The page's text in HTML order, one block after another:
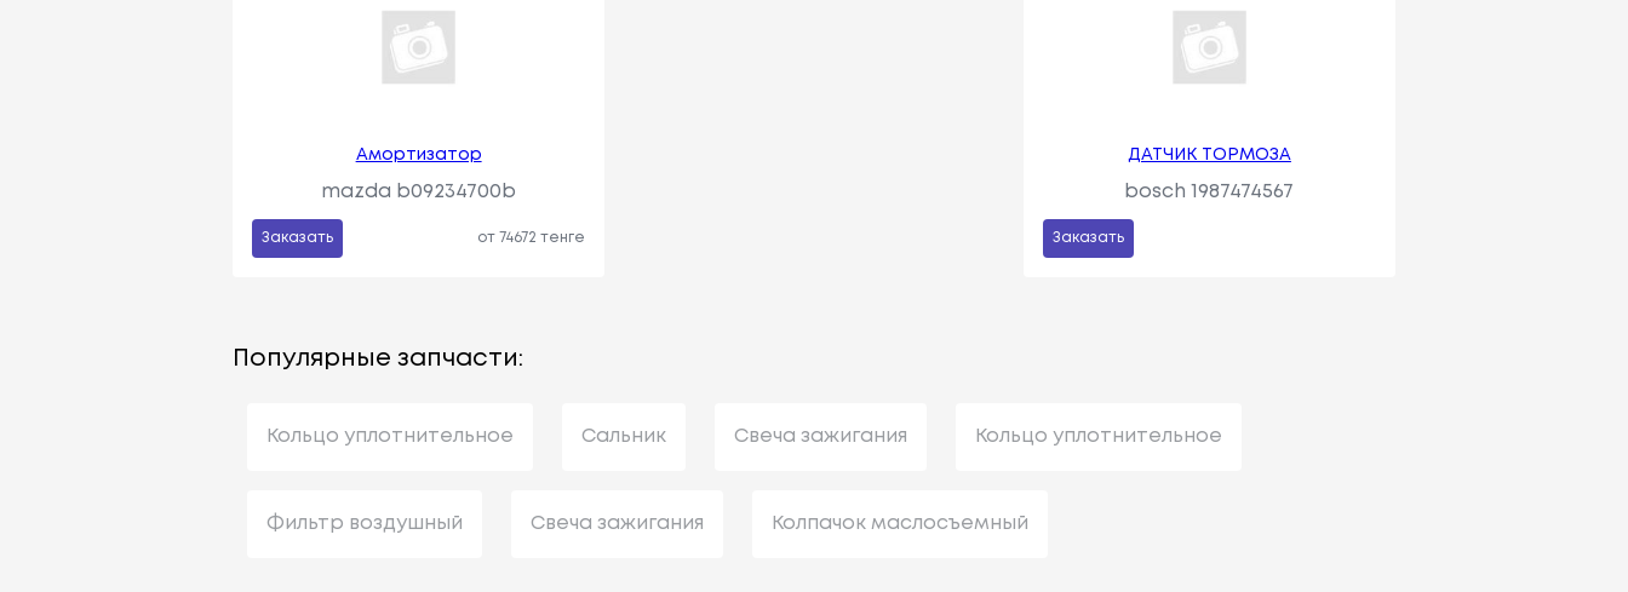
Амортизатор
mazda b09234700b
Заказать от 74672 тенге
ДАТЧИК ТОРМОЗА
bosch 1987474567
Заказать
Популярные запчасти:
Кольцо уплотнительное Сальник Свеча зажигания Кольцо уплотнительное
Фильтр воздушный Свеча зажигания Колпачок маслосъемный